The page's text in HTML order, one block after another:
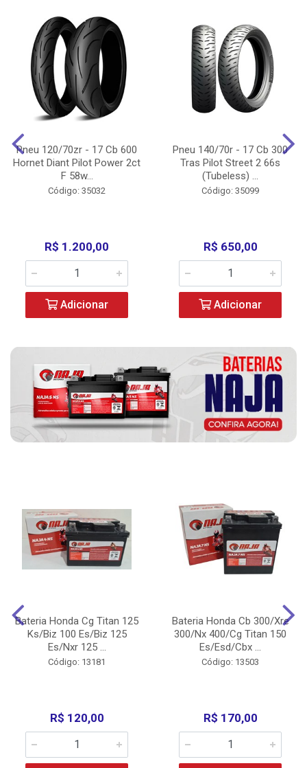
Pneu 120/70zr - 17 Cb 600
Hornet Diant Pilot Power 2ct
F 58w...
Código: 35032
R$ 1.200,00
Adicionar
Pneu 140/70r - 17 Cb 300
Tras Pilot Street 2 66s
(Tubeless) ...
Código: 35099
R$ 650,00
Adicionar
Bateria Honda Cg Titan 125
Ks/Biz 100 Es/Biz 125
Es/Nxr 125 ...
Código: 13181
R$ 120,00
Bateria Honda Cb 300/Xre
300/Nx 400/Cg Titan 150
Es/Esd/Cbx ...
Código: 13503
R$ 170,00